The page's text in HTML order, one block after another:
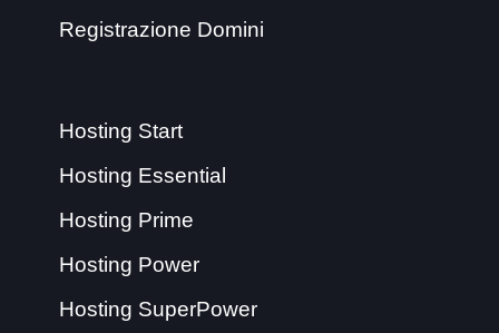
Registrazione Domini
Hosting Start
Hosting Essential
Hosting Prime
Hosting Power
Hosting SuperPower